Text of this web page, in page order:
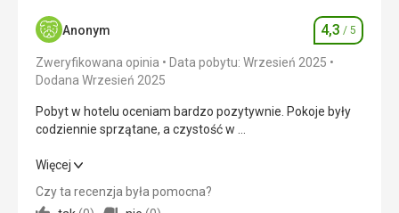
Okolica 5,0/ 5
Usługi
Cena 5,0/ 5
Plaża
Wszystko według mojej wyobraźni
Anonym Ocena
4,3 / 5
Zweryfikowana opinia
Data pobytu: Wrzesień 2025
Dodana Wrzesień 2025
Pobyt w hotelu oceniam bardzo pozytywnie. Pokoje były
codziennie sprzątane, a czystość w
częściach wspólnych, jak i na basenie. Obsługa restauracji
była zawsze uśmiechnięta i pomocna. Plaża przy hotelu
również spełniła nasze oczekiwania – zadbana, z
Pobyt w hotelu oceniam bardzo pozytywnie. Pokoje były
codziennie sprzątane, a czystość w
całym obiekcie stała na wysokim poziomie – zarówno w
Więcej
Czy ta recenzja była pomocna?